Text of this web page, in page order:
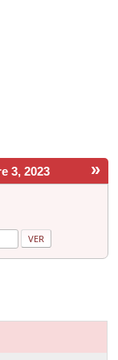
»
3, 2023